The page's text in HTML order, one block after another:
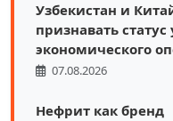
Узбекистан и
признавать
экономического
07.08.2026
Нефрит как бренд